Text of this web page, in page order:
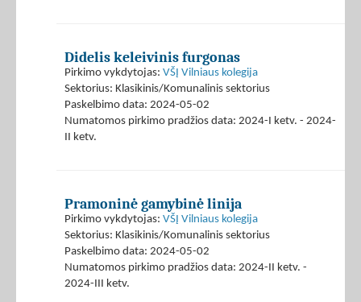
Didelis keleivinis furgonas
Pirkimo vykdytojas: VŠĮ Vilniaus kolegija
Sektorius: Klasikinis/Komunalinis sektorius
Paskelbimo data: 2024-05-02
Numatomos pirkimo pradžios data: 2024-I ketv. - 2024-
II ketv.
Pramoninė gamybinė linija
Pirkimo vykdytojas: VŠĮ Vilniaus kolegija
Sektorius: Klasikinis/Komunalinis sektorius
Paskelbimo data: 2024-05-02
Numatomos pirkimo pradžios data: 2024-II ketv. -
2024-III ketv.